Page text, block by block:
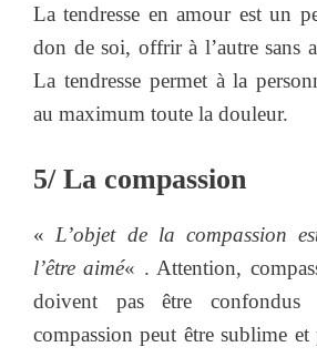
La tendresse en amour est un
don de soi, offrir à l’autre sans
La tendresse permet à la
au maximum toute la douleur.
5/ La compassion
«L’objet de la compassion
l’être aimé« . Attention,
doivent pas être confondus
compassion peut être sublime